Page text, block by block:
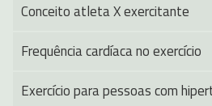
Conceito atleta X exercitante
Frequência cardíaca no exercício
Exercício para pessoas com